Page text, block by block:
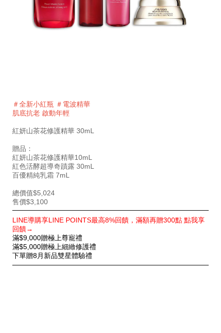
shiseido.com.tw/
%28%E5%83%B9%E5%80%BC%245%2C024%29-
SB000002460.html
編
號。
SB000002460
＃全新小紅瓶 ＃電波精華
肌底抗老 啟動年輕
紅妍山茶花修護精華 30mL
贈品：
紅妍山茶花修護精華10mL
紅色活酵超導奇蹟露 30mL
百優精純乳霜 7mL
總價值$5,024
售價$3,100
別
優
惠
LINE導購享LINE POINTS最高8%回饋，滿額再贈300點 點我享
回饋→
滿$9,000贈極上尊寵禮
滿$5,000贈極上細緻修護禮
下單贈8月新品雙星體驗禮